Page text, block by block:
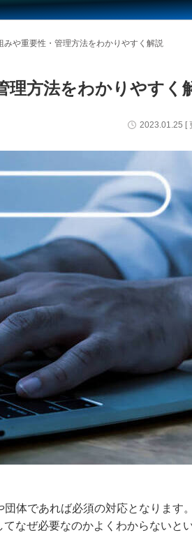
みや重要性・管理方法をわかりやすく解説
理方法をわかりやすく
2023.01.25 [
体であれば必須の対応となります
なぜ必要なのかよくわからないと